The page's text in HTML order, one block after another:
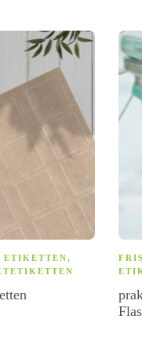
ETIKETTEN,